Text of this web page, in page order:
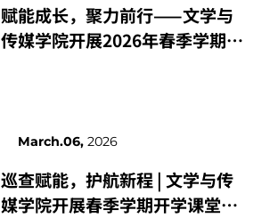
赋能成长，聚力前行——文学与
传媒学院开展2026年春季学期辅
March.06, 2026
巡查赋能，护航新程 | 文学与传
媒学院开展春季学期开学课堂巡